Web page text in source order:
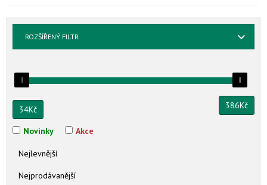
ROZŠÍŘENÝ FILTR
34Kč 386Kč
Novinky Akce
Nejlevnější
Nejprodávanější